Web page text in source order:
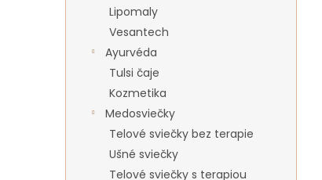
Lipomaly
Vesantech
Ayurvéda
Tulsi čaje
Kozmetika
Medosviečky
Telové sviečky bez terapie
Ušné sviečky
Telové sviečky s terapiou